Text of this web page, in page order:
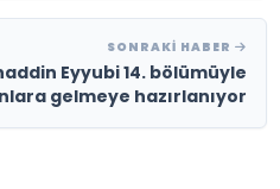
SONRAKI HABER
Eyyubi 14. bölümüyle
gelmeye hazırlanıyor